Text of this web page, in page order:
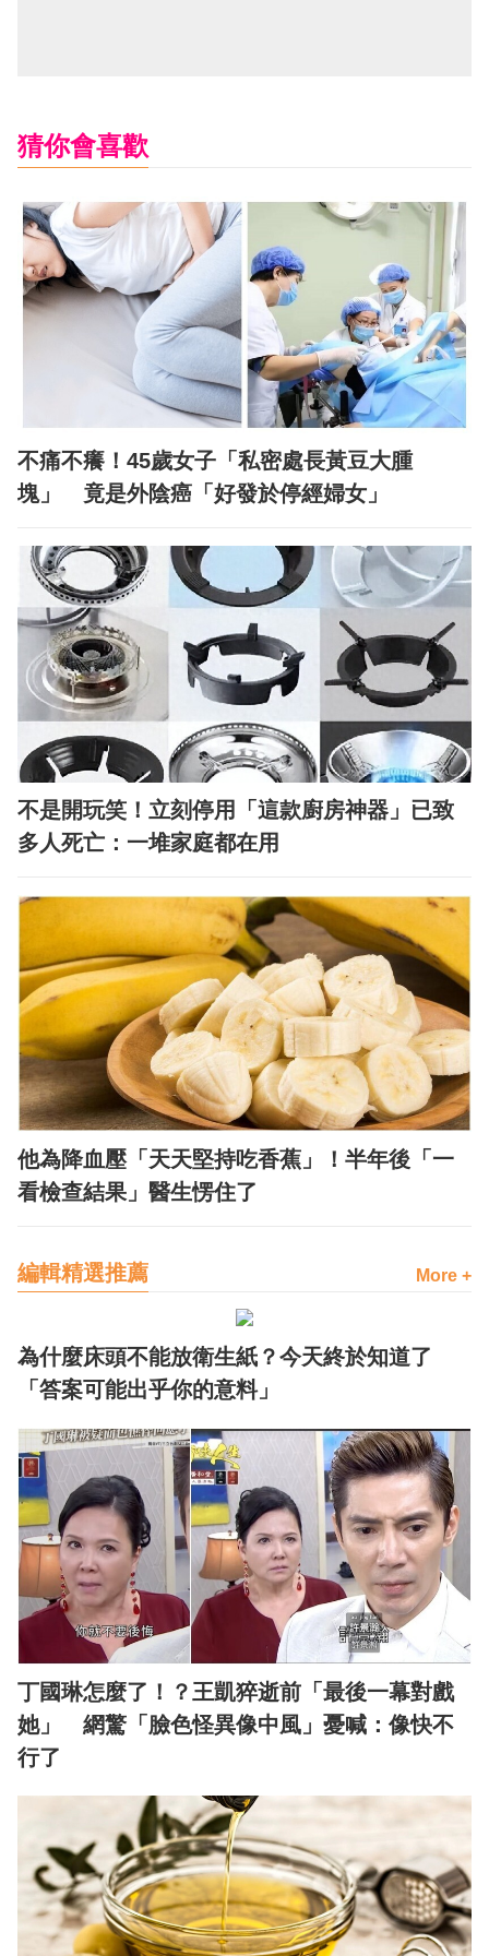
猜你會喜歡
不痛不癢！45歲女子「私密處長黃豆大腫
塊」 竟是外陰癌「好發於停經婦女」
不是開玩笑！立刻停用「這款廚房神器」已致
多人死亡：一堆家庭都在用
他為降血壓「天天堅持吃香蕉」！半年後「一
看檢查結果」醫生愣住了
編輯精選推薦 More +
為什麼床頭不能放衛生紙？今天終於知道了
「答案可能出乎你的意料」
丁國琳怎麼了！？王凱猝逝前「最後一幕對戲
她」 網驚「臉色怪異像中風」憂喊：像快不
行了